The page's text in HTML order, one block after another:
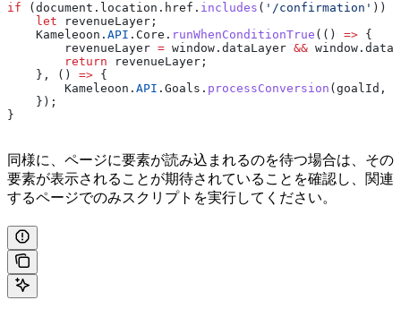
if ( document . location . href . includes ( '/confirmation' )) {
    let
revenueLayer ;
    Kameleoon
. API . Core . runWhenConditionTrue (() => {
        revenueLayer
= window . dataLayer && window .
        return
revenueLayer ;
    }, ()
=> {
        Kameleoon
. API . Goals . processConversion ( goalId ,
    });
}
同様に、ページに要素が読み込まれるのを待つ場合は、その
要素が表示されることが期待されていることを確認し、関連
するページでのみスクリプトを実行してください。